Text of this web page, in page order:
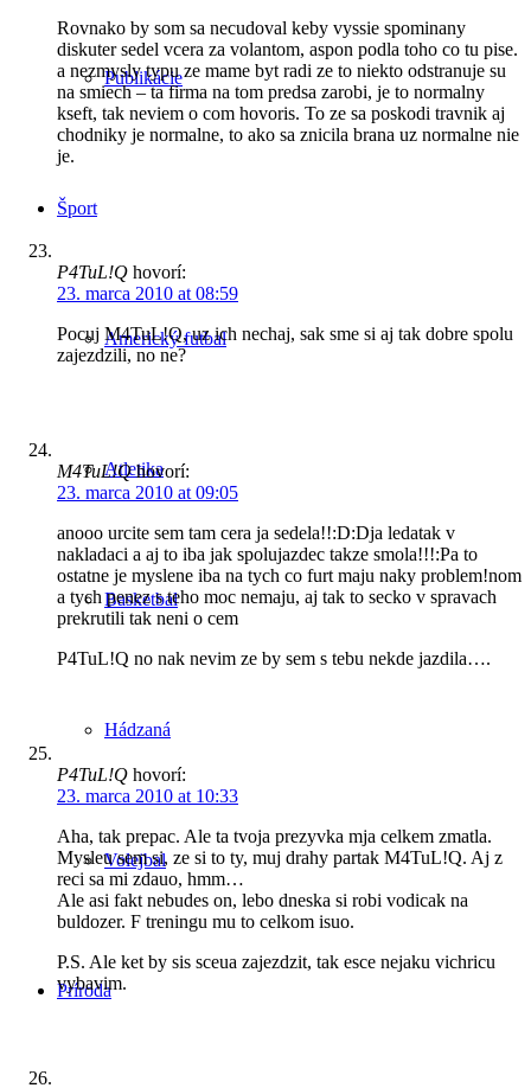
Publikácie
Šport
Americký futbal
Atletika
Basketbal
Hádzaná
Volejbal
Príroda
Rovnako by som sa necudoval keby vyssie spominany
diskuter sedel vcera za volantom, aspon podla toho co tu pise.
a nezmysly typu ze mame byt radi ze to niekto odstranuje su
na smiech – ta firma na tom predsa zarobi, je to normalny
kseft, tak neviem o com hovoris. To ze sa poskodi travnik aj
chodniky je normalne, to ako sa znicila brana uz normalne nie
je.
P4TuL!Q hovorí:
23. marca 2010 at 08:59
Pocuj M4TuL!Q, uz ich nechaj, sak sme si aj tak dobre spolu
zajezdzili, no ne?
M4TuL!Q hovorí:
23. marca 2010 at 09:05
anooo urcite sem tam cera ja sedela!!:D:Dja ledatak v
nakladaci a aj to iba jak spolujazdec takze smola!!!:Pa to
ostatne je myslene iba na tych co furt maju naky problem!nom
a tych penez s teho moc nemaju, aj tak to secko v spravach
prekrutili tak neni o cem
P4TuL!Q no nak nevim ze by sem s tebu nekde jazdila….
P4TuL!Q hovorí:
23. marca 2010 at 10:33
Aha, tak prepac. Ale ta tvoja prezyvka mja celkem zmatla.
Mysleu sem si, ze si to ty, muj drahy partak M4TuL!Q. Aj z
reci sa mi zdauo, hmm…
Ale asi fakt nebudes on, lebo dneska si robi vodicak na
buldozer. F treningu mu to celkom isuo.
P.S. Ale ket by sis sceua zajezdzit, tak esce nejaku vichricu
vybavim.